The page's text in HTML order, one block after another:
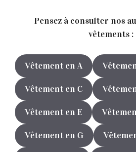
Pensez à consulter nos
vêtements :
Vêtement en A
Vêtement en C
Vêtement en E
Vêtement en G